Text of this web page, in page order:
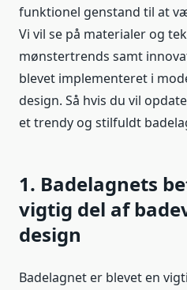
funktionel genstand til at
Vi vil se på materialer og
mønstertrends samt
blevet implementeret i
design. Så hvis du vil
et trendy og stilfuldt
1. Badelagnets
vigtig del af
design
Badelagnet er blevet en